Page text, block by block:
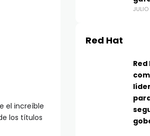
el increíble
los títulos
Red Hat